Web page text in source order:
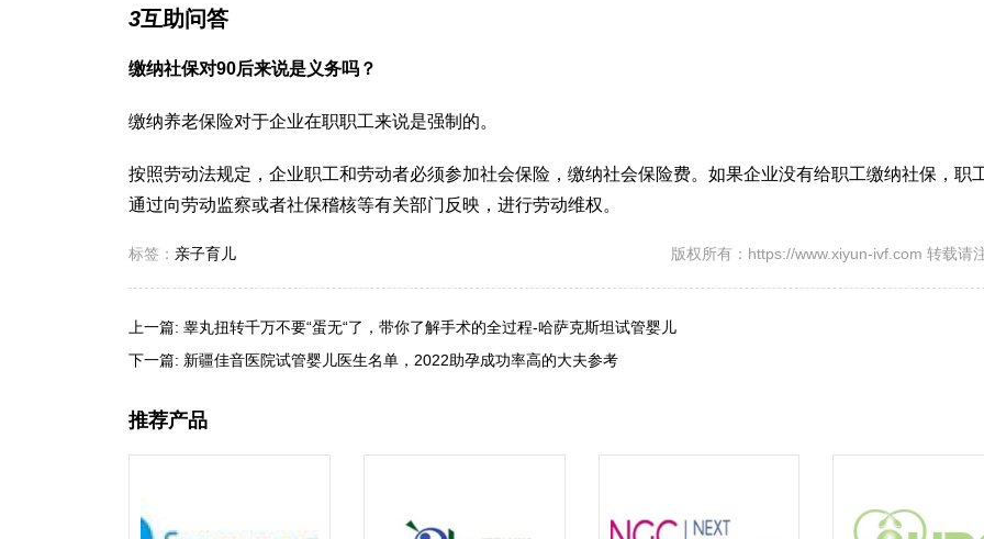
3互助问答
缴纳社保对90后来说是义务吗？
缴纳养老保险对于企业在职职工来说是强制的。
按照劳动法规定，企业职工和劳动者必须参加社会保险，缴纳社会保险费。如果企业没有给职工缴纳社保，职
通过向劳动监察或者社保稽核等有关部门反映，进行劳动维权。
标签： 亲子育儿 版权所有：https://www.xiyun-ivf.com 转载请
上一篇: 睾丸扭转千万不要“蛋无“了，带你了解手术的全过程-哈萨克斯坦试管婴儿
下一篇: 新疆佳音医院试管婴儿医生名单，2022助孕成功率高的大夫参考
推荐产品